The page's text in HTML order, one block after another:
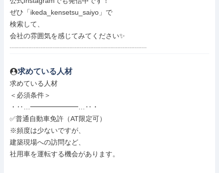
ぜひ「ikeda_kensetsu_saiyo」で
検索して、
会社の雰囲気を感じてみてください✨
┈┈┈┈┈┈┈┈┈┈┈┈┈┈┈┈┈┈┈┈
求めている人材
求めている人材
＜必須条件＞
・‥…━━━━━━━…‥・
✅普通自動車免許（AT限定可）
※頻度は少ないですが、
建築現場への訪問など、
社用車を運転する機会があります。